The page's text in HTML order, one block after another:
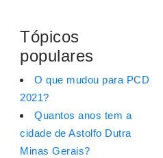
Tópicos
populares
O que mudou para PCD
2021?
Quantos anos tem a
cidade de Astolfo Dutra
Minas Gerais?